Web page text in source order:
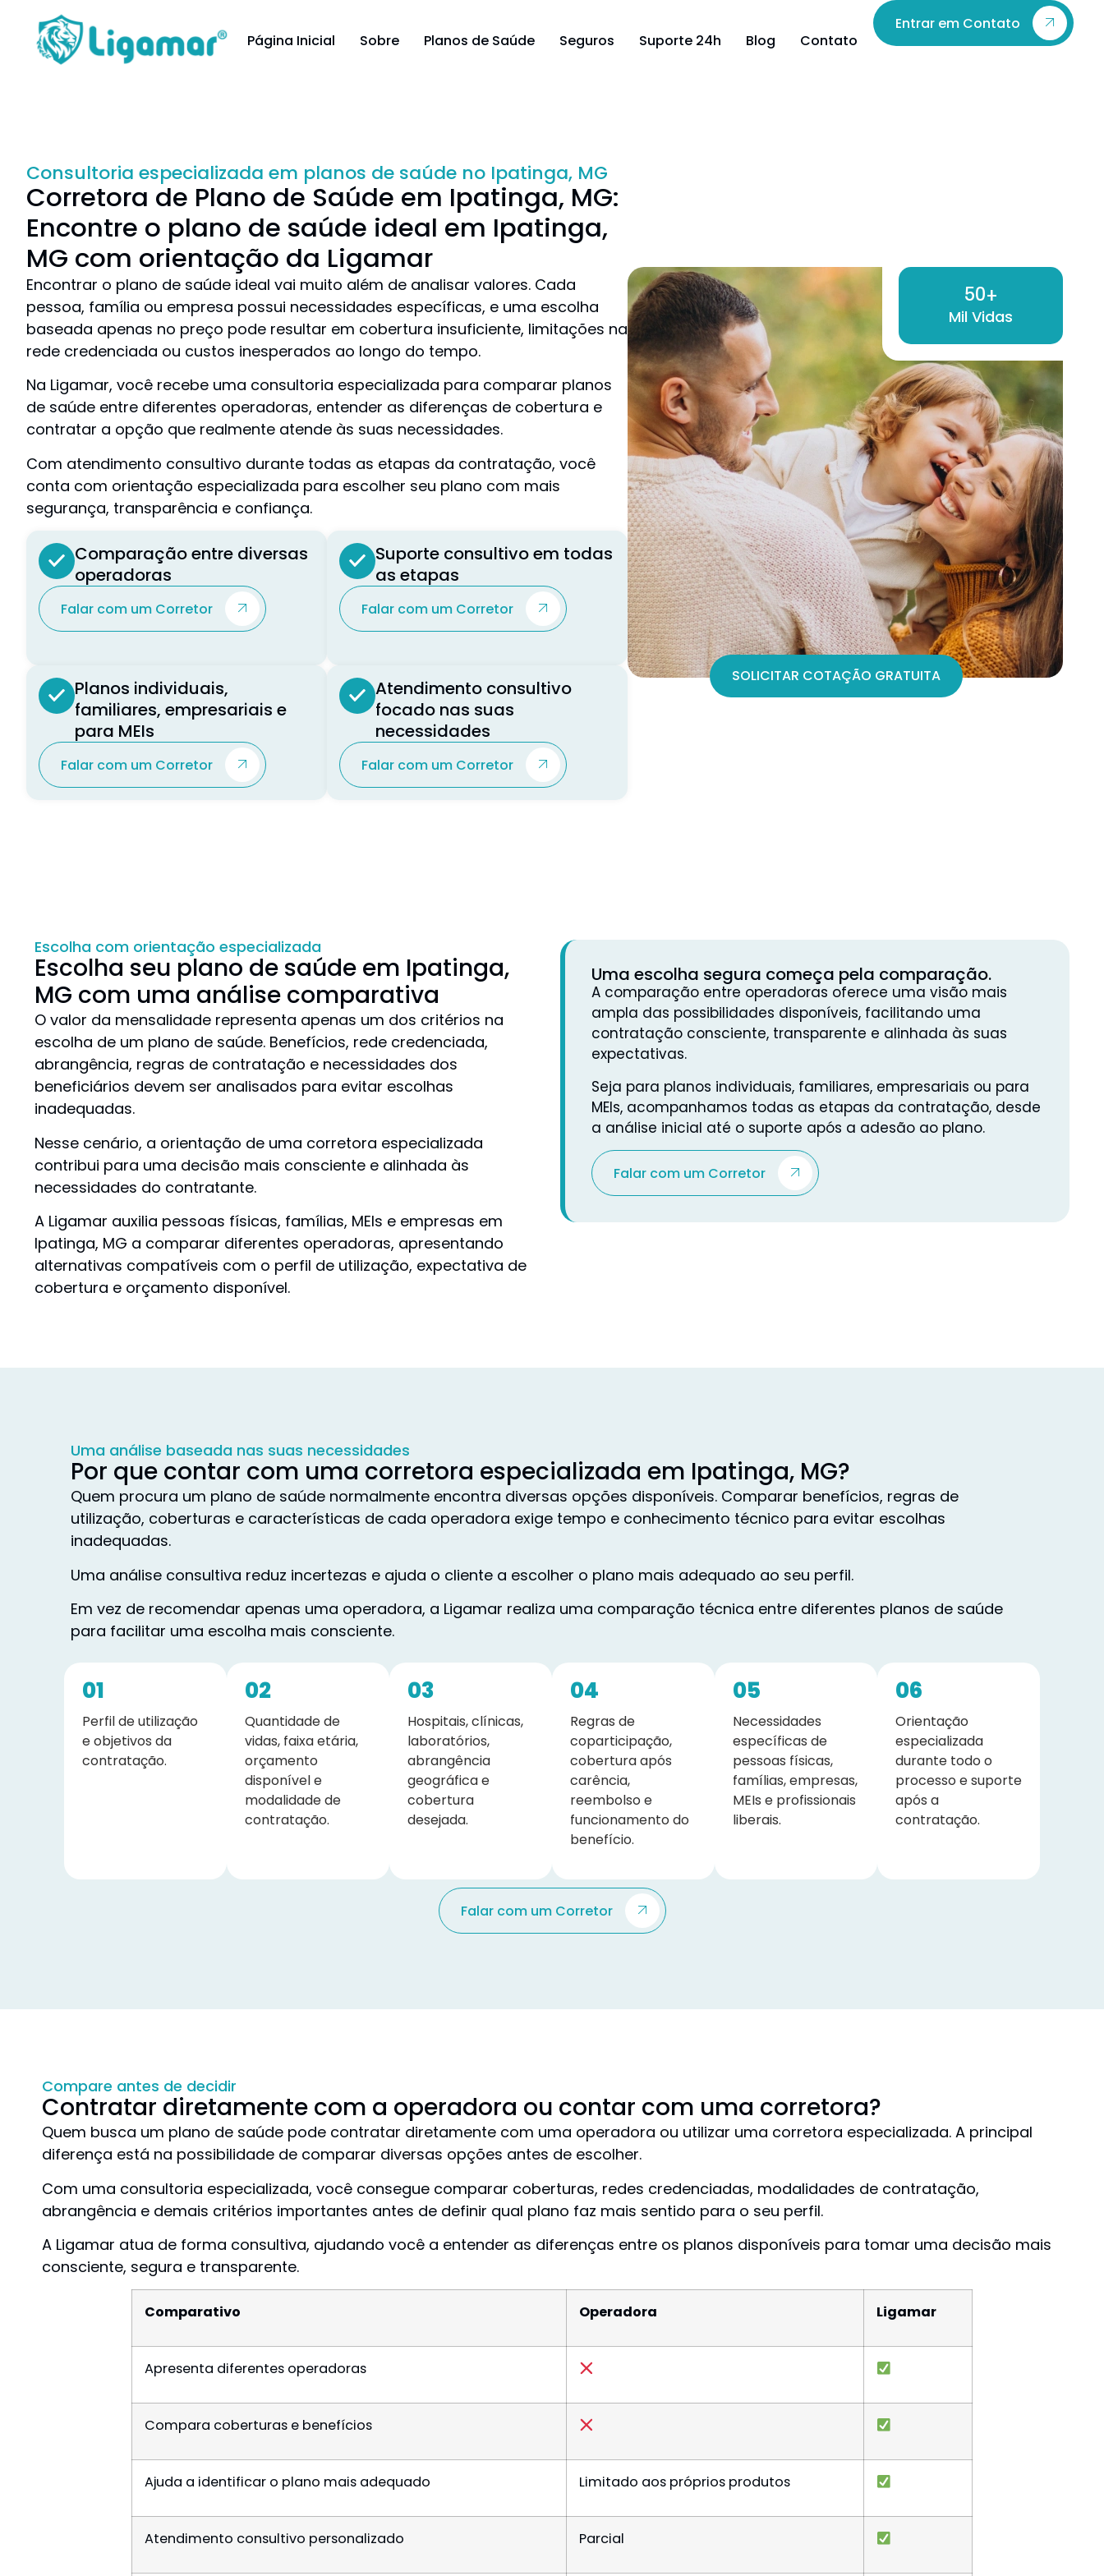
Página Inicial Sobre Planos de Saúde Seguros Suporte 24h Blog Contato
Entrar em Contato
Consultoria especializada em planos de saúde no Ipatinga, MG
Corretora de Plano de Saúde em Ipatinga, MG:
Encontre o plano de saúde ideal em Ipatinga,
MG com orientação da Ligamar
Encontrar o plano de saúde ideal vai muito além de analisar valores. Cada
pessoa, família ou empresa possui necessidades específicas, e uma escolha
baseada apenas no preço pode resultar em cobertura insuficiente, limitações na
rede credenciada ou custos inesperados ao longo do tempo.
Na Ligamar, você recebe uma consultoria especializada para comparar planos
de saúde entre diferentes operadoras, entender as diferenças de cobertura e
contratar a opção que realmente atende às suas necessidades.
Com atendimento consultivo durante todas as etapas da contratação, você
conta com orientação especializada para escolher seu plano com mais
segurança, transparência e confiança.
Comparação entre diversas
operadoras
Falar com um Corretor
Suporte consultivo em todas
as etapas
Falar com um Corretor
Planos individuais,
familiares, empresariais e
para MEIs
Falar com um Corretor
Atendimento consultivo
focado nas suas
necessidades
Falar com um Corretor
Mil Vidas
50+
SOLICITAR COTAÇÃO GRATUITA
Escolha com orientação especializada
Escolha seu plano de saúde em Ipatinga,
MG com uma análise comparativa
O valor da mensalidade representa apenas um dos critérios na
escolha de um plano de saúde. Benefícios, rede credenciada,
abrangência, regras de contratação e necessidades dos
beneficiários devem ser analisados para evitar escolhas
inadequadas.
Nesse cenário, a orientação de uma corretora especializada
contribui para uma decisão mais consciente e alinhada às
necessidades do contratante.
A Ligamar auxilia pessoas físicas, famílias, MEIs e empresas em
Ipatinga, MG a comparar diferentes operadoras, apresentando
alternativas compatíveis com o perfil de utilização, expectativa de
cobertura e orçamento disponível.
Uma escolha segura começa pela comparação.
A comparação entre operadoras oferece uma visão mais
ampla das possibilidades disponíveis, facilitando uma
contratação consciente, transparente e alinhada às suas
expectativas.
Seja para planos individuais, familiares, empresariais ou para
MEIs, acompanhamos todas as etapas da contratação, desde
a análise inicial até o suporte após a adesão ao plano.
Falar com um Corretor
Uma análise baseada nas suas necessidades
Por que contar com uma corretora especializada em Ipatinga, MG?
Quem procura um plano de saúde normalmente encontra diversas opções disponíveis. Comparar benefícios, regras de
utilização, coberturas e características de cada operadora exige tempo e conhecimento técnico para evitar escolhas
inadequadas.
Uma análise consultiva reduz incertezas e ajuda o cliente a escolher o plano mais adequado ao seu perfil.
Em vez de recomendar apenas uma operadora, a Ligamar realiza uma comparação técnica entre diferentes planos de saúde
para facilitar uma escolha mais consciente.
01
Perfil de utilização
e objetivos da
contratação.
02
Quantidade de
vidas, faixa etária,
orçamento
disponível e
modalidade de
contratação.
03
Hospitais, clínicas,
laboratórios,
abrangência
geográfica e
cobertura
desejada.
04
Regras de
coparticipação,
cobertura após
carência,
reembolso e
funcionamento do
benefício.
05
Necessidades
específicas de
pessoas físicas,
famílias, empresas,
MEIs e profissionais
liberais.
06
Orientação
especializada
durante todo o
processo e suporte
após a
contratação.
Falar com um Corretor
Compare antes de decidir
Contratar diretamente com a operadora ou contar com uma corretora?
Quem busca um plano de saúde pode contratar diretamente com uma operadora ou utilizar uma corretora especializada. A principal
diferença está na possibilidade de comparar diversas opções antes de escolher.
Com uma consultoria especializada, você consegue comparar coberturas, redes credenciadas, modalidades de contratação,
abrangência e demais critérios importantes antes de definir qual plano faz mais sentido para o seu perfil.
A Ligamar atua de forma consultiva, ajudando você a entender as diferenças entre os planos disponíveis para tomar uma decisão mais
consciente, segura e transparente.
Comparativo Operadora Ligamar
Apresenta diferentes operadoras
Compara coberturas e benefícios
Ajuda a identificar o plano mais adequado Limitado aos próprios produtos
Atendimento consultivo personalizado Parcial